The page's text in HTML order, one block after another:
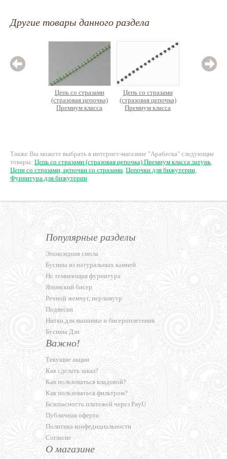
Другие товары данного раздела
Цепь со стразами
(стразовая цепочка)
Премиум класса
Цепь со стразами
(стразовая цепочка)
Премиум класса
Также Вы можете выбрать в интернет-магазине "Арабеска" следующие
товары: Цепь со стразами (стразовая цепочка) Премиум класса латунь,
Цепи со стразами, цепочки со стразами, Цепочки для бижутерии,
Фурнитура для бижутерии
Популярные разделы
Эпоксидная смола
Бусины из натуральных камней
Не темнеющая фурнитура
Японский бисер
Речной жемчуг, перламутр
Подвески
Нитки для вышивки и бисероплетения
Бусины Дзи
Важно!
Текущие акции
Как сделать заказ?
Как пользоваться кладовой?
Как пользоваться фильтром?
Безопасность платежей через PayU
Публичная оферта
Политика конфедициальности
Согласие
О магазине